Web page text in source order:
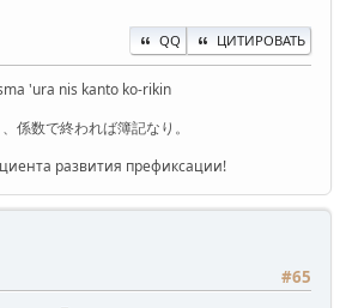
QQ ЦИТИРОВАТЬ
'ura nis kanto ko-rikin
係数で終われば簿記なり。
развития префиксации!
#65